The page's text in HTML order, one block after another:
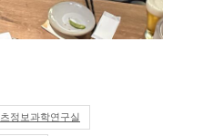
정보과학연구실